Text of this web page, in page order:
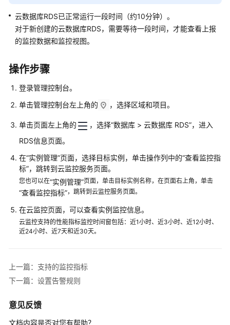
指
南
最
实
践
能
白
书
API
参
考
SDK
参
考
见
问
故
云数据库RDS已正常运行一段时间（约10分钟）。
对于新创建的云数据库RDS，需要等待一段时间，才能查看上报
的监控数据和监控视图。
操作步骤
登录管理控制台。
单击管理控制台左上角的
，选择区域和项目。
单击页面左上角的
，选择“数据库 > 云数据库 RDS”，进入
RDS信息页面。
在“实例管理”页面，选择目标实例，单击操作列中的“查看监控指
标”，跳转到云监控服务页面。
您也可以在“实例管理”页面，单击目标实例名称，在页面右上角，单击
“查看监控指标”，跳转到云监控服务页面。
在云监控页面，可以查看实例监控信息。
云监控支持的性能指标监控时间窗包括：近1小时、近3小时、近12小时、
近24小时、近7天和近30天。
上一篇：支持的监控指标
下一篇：设置告警规则
意见反馈
文档内容是否对您有帮助？